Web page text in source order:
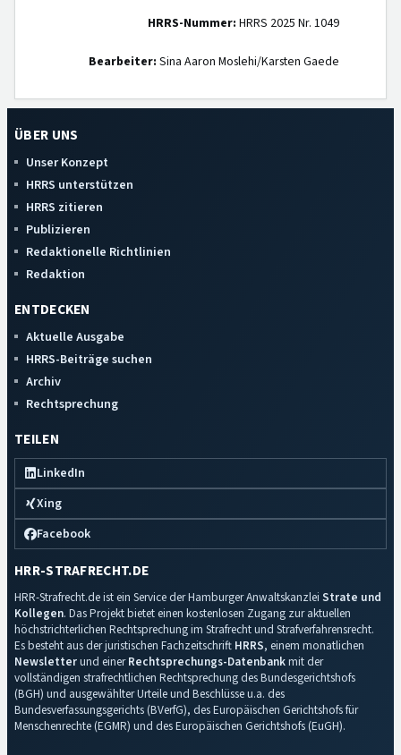
HRRS-Nummer: HRRS 2025 Nr. 1049
Bearbeiter: Sina Aaron Moslehi/Karsten Gaede
ÜBER UNS
Unser Konzept
HRRS unterstützen
HRRS zitieren
Publizieren
Redaktionelle Richtlinien
Redaktion
ENTDECKEN
Aktuelle Ausgabe
HRRS-Beiträge suchen
Archiv
Rechtsprechung
TEILEN
LinkedIn
Xing
Facebook
HRR-STRAFRECHT.DE
HRR-Strafrecht.de ist ein Service der Hamburger Anwaltskanzlei Strate und
Kollegen. Das Projekt bietet einen kostenlosen Zugang zur aktuellen
höchstrichterlichen Rechtsprechung im Strafrecht und Strafverfahrensrecht.
Es besteht aus der juristischen Fachzeitschrift HRRS, einem monatlichen
Newsletterund einerRechtsprechungs-Datenbankmit der
vollständigen strafrechtlichen Rechtsprechung des Bundesgerichtshofs
(BGH) und ausgewählter Urteile und Beschlüsse u.a. des
Bundesverfassungsgerichts (BVerfG), des Europäischen Gerichtshofs für
Menschenrechte (EGMR) und des Europäischen Gerichtshofs (EuGH).